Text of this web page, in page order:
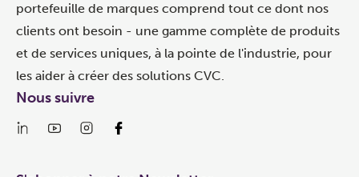
portefeuille de marques comprend tout ce dont nos
clients ont besoin - une gamme complète de produits
et de services uniques, à la pointe de l'industrie, pour
les aider à créer des solutions CVC.
Nous suivre